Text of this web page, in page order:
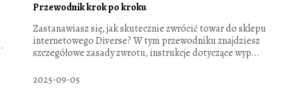
Przewodnik krok po kroku
Zastanawiasz się, jak skutecznie zwrócić towar do sklepu
internetowego Diverse? W tym przewodniku znajdziesz
szczegółowe zasady zwrotu, instrukcje dotyczące wyp...
2025-09-05